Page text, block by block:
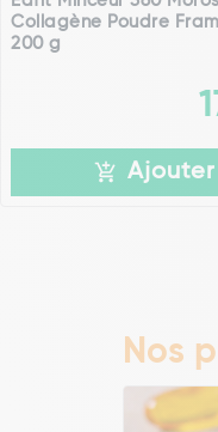
Collagène Poudre
200 g
Ajouter
Nos